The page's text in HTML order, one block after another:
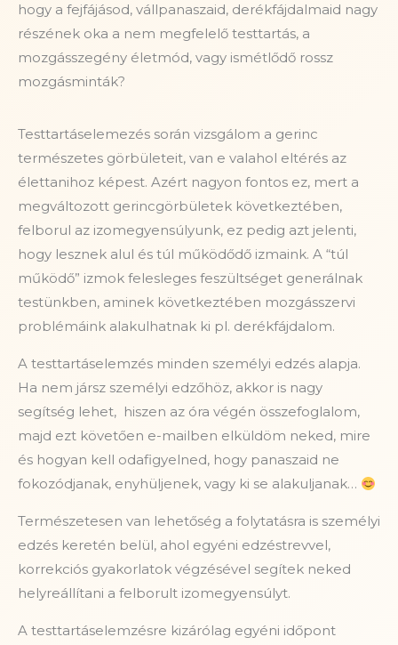
hogy a fejfájásod, vállpanaszaid, derékfájdalmaid nagy
részének oka a nem megfelelő testtartás, a
mozgásszegény életmód, vagy ismétlődő rossz
mozgásminták?
Testtartáselemezés során vizsgálom a gerinc
természetes görbületeit, van e valahol eltérés az
élettanihoz képest. Azért nagyon fontos ez, mert a
megváltozott gerincgörbületek következtében,
felborul az izomegyensúlyunk, ez pedig azt jelenti,
hogy lesznek alul és túl működődő izmaink. A “túl
működő” izmok felesleges feszültséget generálnak
testünkben, aminek következtében mozgásszervi
problémáink alakulhatnak ki pl. derékfájdalom.
A testtartáselemzés minden személyi edzés alapja.
Ha nem jársz személyi edzőhöz, akkor is nagy
segítség lehet, hiszen az óra végén összefoglalom,
majd ezt követően e-mailben elküldöm neked, mire
és hogyan kell odafigyelned, hogy panaszaid ne
fokozódjanak, enyhüljenek, vagy ki se alakuljanak…
Természetesen van lehetőség a folytatásra is személyi
edzés keretén belül, ahol egyéni edzéstrevvel,
korrekciós gyakorlatok végzésével segítek neked
helyreállítani a felborult izomegyensúlyt.
A testtartáselemzésre kizárólag egyéni időpont